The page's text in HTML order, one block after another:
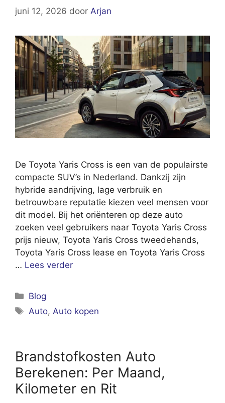
juni 12, 2026 door Arjan
De Toyota Yaris Cross is een van de populairste
compacte SUV’s in Nederland. Dankzij zijn
hybride aandrijving, lage verbruik en
betrouwbare reputatie kiezen veel mensen voor
dit model. Bij het oriënteren op deze auto
zoeken veel gebruikers naar Toyota Yaris Cross
prijs nieuw, Toyota Yaris Cross tweedehands,
Toyota Yaris Cross lease en Toyota Yaris Cross
… Lees verder
Categorieën
Blog
Tags
Auto, Auto kopen
Brandstofkosten Auto
Berekenen: Per Maand,
Kilometer en Rit